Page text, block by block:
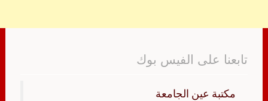
تابعنا على الفيس بوك
‏مكتبة عين الجامعة‏